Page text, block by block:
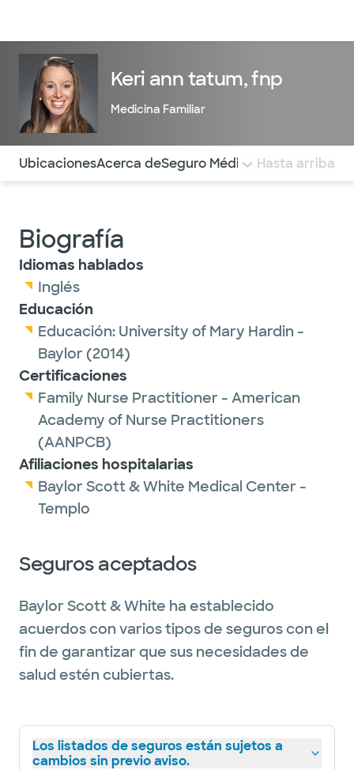
Keri ann tatum, fnp
Medicina Familiar
Utilice esta navegación para saltar rápidamente a
UbicacionesAcerca deSeguro Médico COMENTARIOS
Hasta arriba
Biografía
Idiomas hablados
Inglés
Educación
Educación: University of Mary Hardin -
Baylor (2014)
Certificaciones
Family Nurse Practitioner - American
Academy of Nurse Practitioners
(AANPCB)
Afiliaciones hospitalarias
Baylor Scott & White Medical Center -
Templo
Seguros aceptados
Baylor Scott & White ha establecido
acuerdos con varios tipos de seguros con el
fin de garantizar que sus necesidades de
salud estén cubiertas.
Los listados de seguros están sujetos a
cambios sin previo aviso.